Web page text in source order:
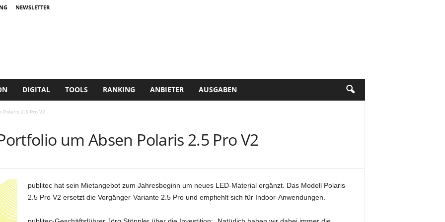
NEWSLETTER
DIGITAL TOOLS RANKING ANBIETER AUSGABEN
2.5 Pro V2
um Absen Polaris 2.5 Pro V2
publitec hat sein Mietangebot zum Jahresbeginn um neues LED-Material ergänzt. Das Modell Polaris
2.5 Pro V2 ersetzt die Vorgänger-Variante 2.5 Pro und empfiehlt sich für Indoor-Anwendungen.